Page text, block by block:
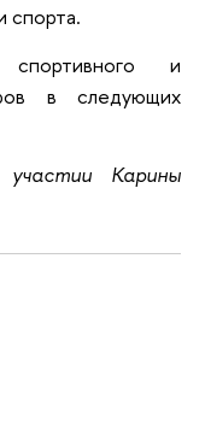
спорта.
и
в следующих
Карины